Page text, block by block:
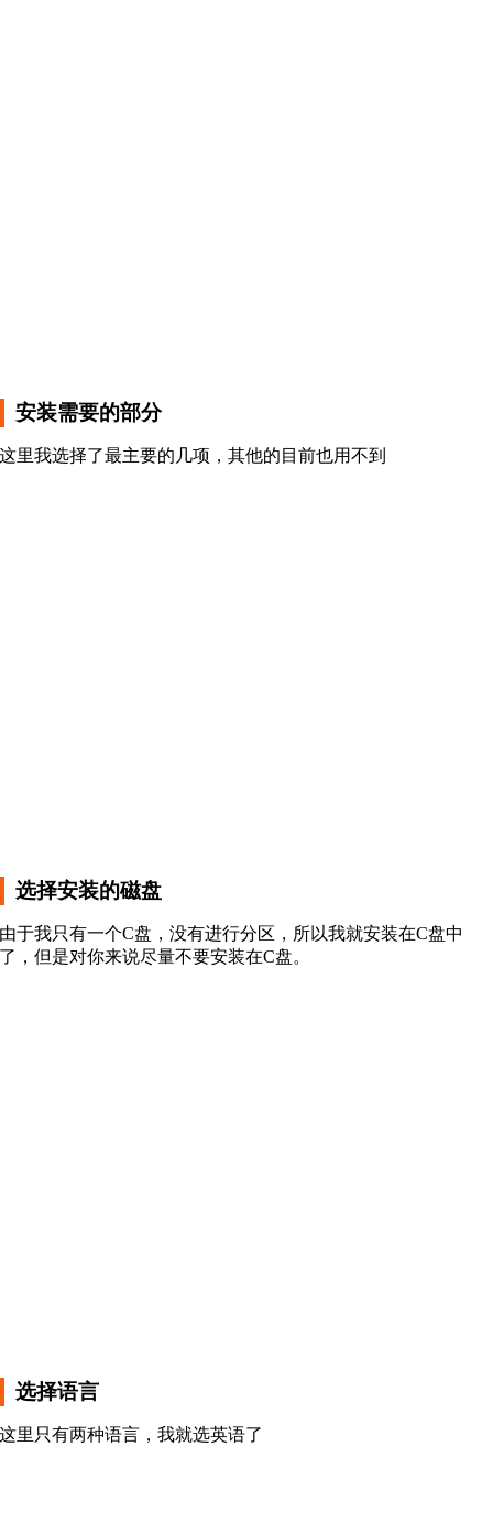
安装需要的部分
这里我选择了最主要的几项，其他的目前也用不到
选择安装的磁盘
由于我只有一个C盘，没有进行分区，所以我就安装在C盘中
了，但是对你来说尽量不要安装在C盘。
选择语言
这里只有两种语言，我就选英语了